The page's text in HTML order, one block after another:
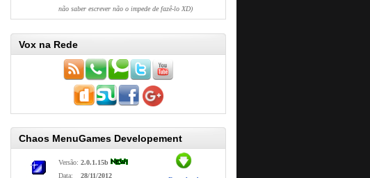
não saber escrever não o impede de fazê-lo XD)
Vox na Rede
Chaos MenuGames Developement
Versão: 2.0.1.15b
Data:
28/11/2012